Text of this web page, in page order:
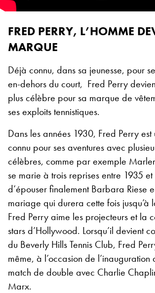
FRED PERRY, L’HOMME
MARQUE
Déjà connu, dans sa jeunesse, pour
en-dehors du court, Fred Perry
plus célèbre pour sa marque de
ses exploits tennistiques.
Dans les années 1930, Fred Perry est
connu pour ses aventures avec
célèbres, comme par exemple
se marie à trois reprises entre 1935
d’épouser finalement Barbara Riese
mariage qui durera cette fois jusqu’à
Fred Perry aime les projecteurs et la
stars d’Hollywood. Lorsqu’il devient
du Beverly Hills Tennis Club, Fred
même, à l’occasion de l’inauguration
match de double avec Charlie
Marx.